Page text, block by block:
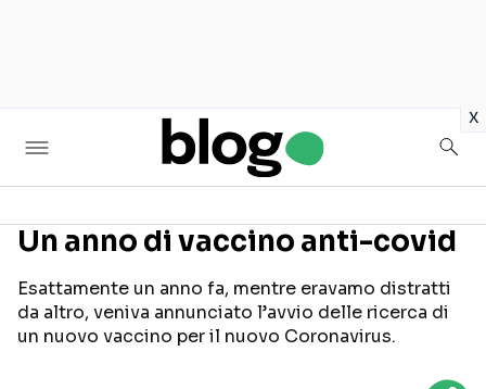
x
Un anno di vaccino anti-covid
Esattamente un anno fa, mentre eravamo distratti
da altro, veniva annunciato l’avvio delle ricerca di
un nuovo vaccino per il nuovo Coronavirus.